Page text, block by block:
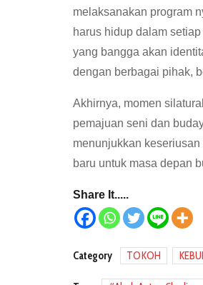
melaksanakan program
harus hidup dalam
yang bangga akan
dengan berbagai pihak,
Akhirnya, momen
pemajuan seni dan
menunjukkan
baru untuk masa depan
Share It.....
Category TOKOH